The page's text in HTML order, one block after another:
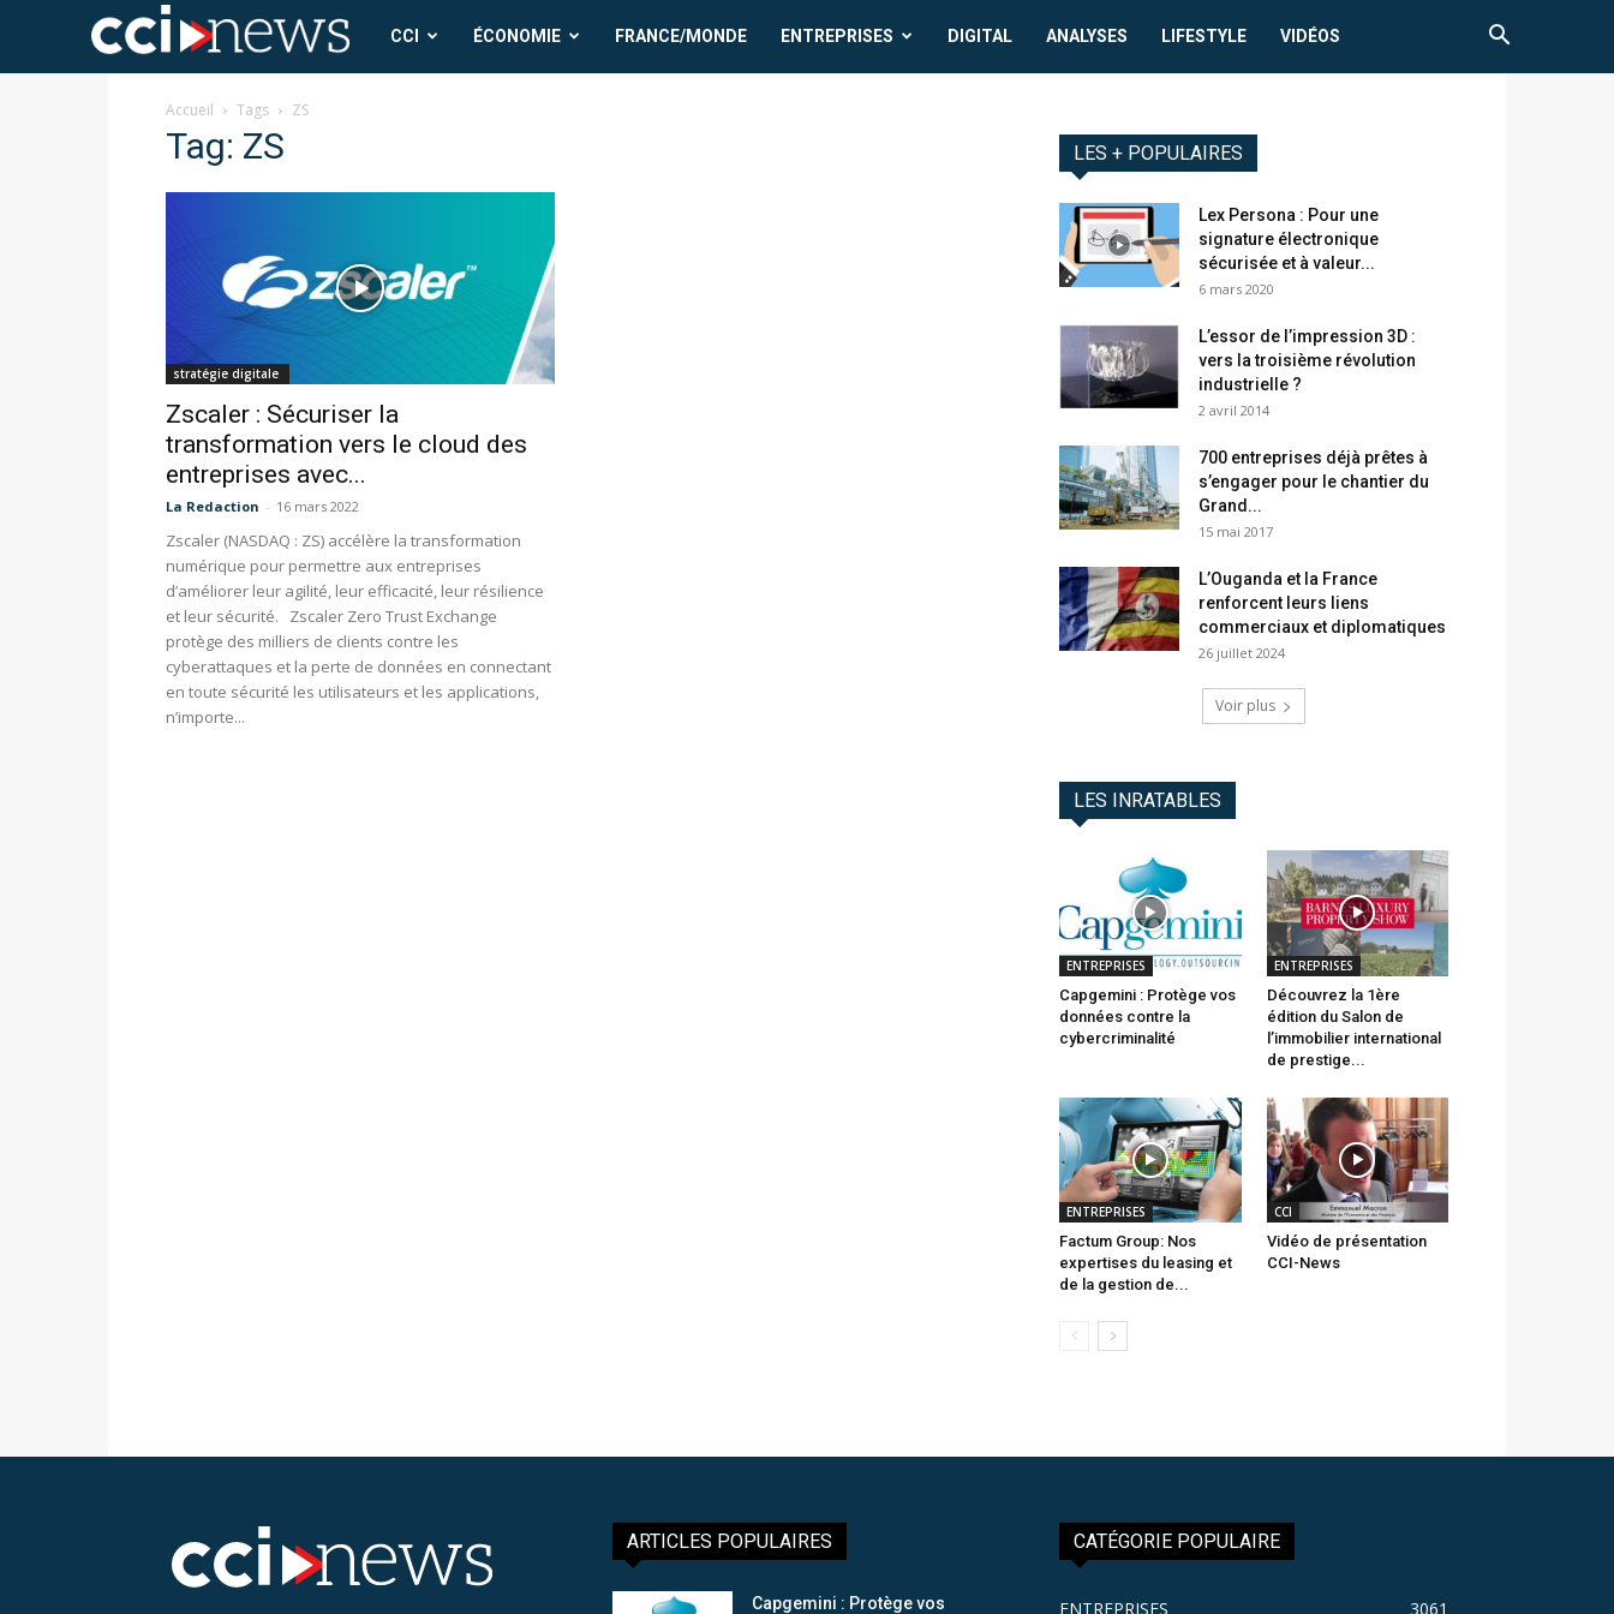
CCICCI ÉCONOMIE FRANCE/MONDE ENTREPRISES DIGITAL ANALYSES LIFESTYLE VIDÉOS
Accueil Tags ZS
Tag: ZS
stratégie digitale
Zscaler : Sécuriser la
transformation vers le cloud des
entreprises avec...
La Redaction - 16 mars 2022
Zscaler (NASDAQ : ZS) accélère la transformation
numérique pour permettre aux entreprises
d’améliorer leur agilité, leur efficacité, leur résilience
et leur sécurité. Zscaler Zero Trust Exchange
protège des milliers de clients contre les
cyberattaques et la perte de données en connectant
en toute sécurité les utilisateurs et les applications,
n’importe...
LES + POPULAIRES
Lex Persona : Pour une
signature électronique
sécurisée et à valeur...
6 mars 2020
L’essor de l’impression 3D :
vers la troisième révolution
industrielle ?
2 avril 2014
700 entreprises déjà prêtes à
s’engager pour le chantier du
Grand...
15 mai 2017
L’Ouganda et la France
renforcent leurs liens
commerciaux et diplomatiques
26 juillet 2024
Voir plus
LES INRATABLES
ENTREPRISES
Capgemini : Protège vos
données contre la
cybercriminalité
ENTREPRISES
Découvrez la 1ère
édition du Salon de
l’immobilier international
de prestige...
ENTREPRISES
Factum Group: Nos
expertises du leasing et
de la gestion de...
CCI
Vidéo de présentation
CCI-News
ARTICLES POPULAIRES
Capgemini : Protège vos
CATÉGORIE POPULAIRE
ENTREPRISES 3061